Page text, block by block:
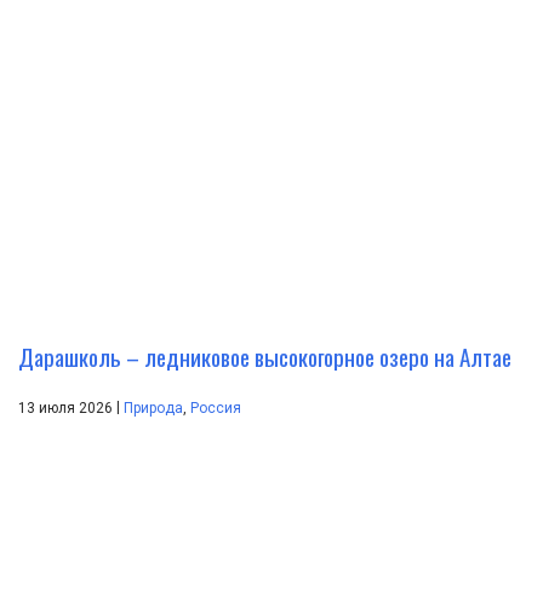
Дарашколь – ледниковое высокогорное озеро на Алтае
13 июля 2026 | Природа Россия